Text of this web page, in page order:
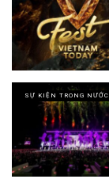
SỰ KIỆN TRONG NƯỚC